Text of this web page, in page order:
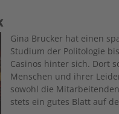
Gina Brucker hat einen
Studium der Politologie
Casinos hinter sich. Dort
Menschen und ihrer
sowohl die
stets ein gutes Blatt auf